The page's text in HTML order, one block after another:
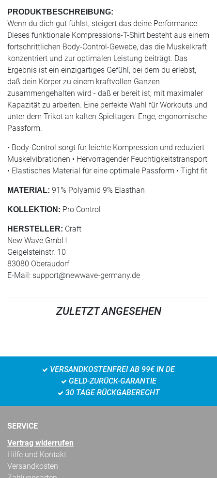
PRODUKTBESCHREIBUNG:
Wenn du dich gut fühlst, steigert das deine Performance.
Dieses funktionale Kompressions-T-Shirt besteht aus einem
fortschrittlichen Body-Control-Gewebe, das die Muskelkraft
konzentriert und zur optimalen Leistung beiträgt. Das
Ergebnis ist ein einzigartiges Gefühl, bei dem du erlebst,
daß dein Körper zu einem kraftvollen Ganzen
zusammengehalten wird - daß er bereit ist, mit maximaler
Kapazität zu arbeiten. Eine perfekte Wahl für Workouts und
unter dem Trikot an kalten Spieltagen. Enge, ergonomische
Passform.
• Body-Control sorgt für leichte Kompression und reduziert
Muskelvibrationen • Hervorragender Feuchtigkeitstransport
• Elastisches Material für eine optimale Passform • Tight fit
MATERIAL: 91% Polyamid 9% Elasthan
KOLLEKTION: Pro Control
HERSTELLER: Craft
New Wave GmbH
Geigelsteinstr. 10
83080 Oberaudorf
E-Mail: support@newwave-germany.de
ZULETZT ANGESEHEN
VERSANDKOSTENFREI AB 99€ IN DE
GELD-ZURÜCK-GARANTIE
30 TAGE RÜCKGABERECHT
SERVICE
Vertrag widerrufen
Hilfe und Kontakt
Versandkosten